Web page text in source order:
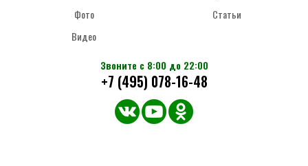
Фото
Видео
Статьи
Звоните с 8:00 до 22:00
+7 (495) 078-16-48